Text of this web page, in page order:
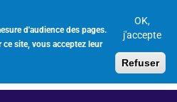
d'audience des pages.
site, vous acceptez leur
OK,
j'accepte
Refuser